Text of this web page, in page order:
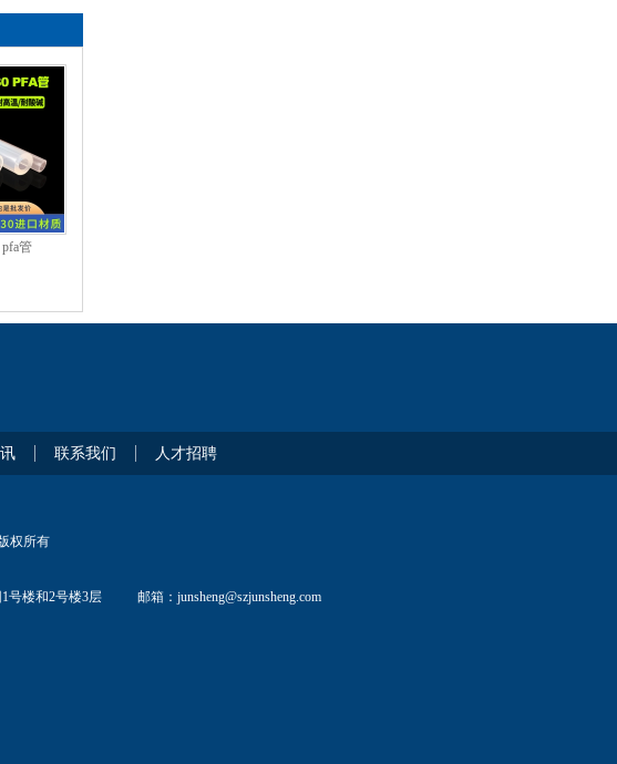
管
联系我们 人才招聘
权所有
号楼和2号楼3层
邮箱：junsheng@szjunsheng.com